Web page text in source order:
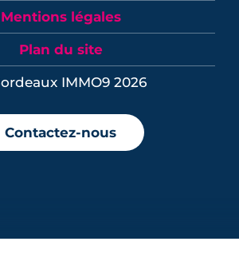
Mentions légales
Plan du site
IMMO9 2026
Contactez-nous